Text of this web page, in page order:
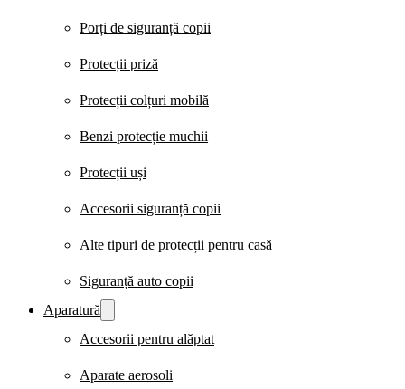
Porți de siguranță copii
Protecții priză
Protecții colțuri mobilă
Benzi protecție muchii
Protecții uși
Accesorii siguranță copii
Alte tipuri de protecții pentru casă
Siguranță auto copii
Aparatură
Accesorii pentru alăptat
Aparate aerosoli